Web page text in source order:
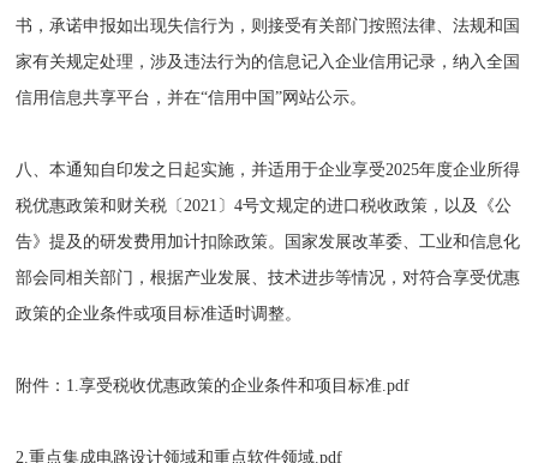
书，承诺申报如出现失信行为，则接受有关部门按照法律、法规和国
家有关规定处理，涉及违法行为的信息记入企业信用记录，纳入全国
信用信息共享平台，并在“信用中国”网站公示。
八、本通知自印发之日起实施，并适用于企业享受2025年度企业所得
税优惠政策和财关税〔2021〕4号文规定的进口税收政策，以及《公
告》提及的研发费用加计扣除政策。国家发展改革委、工业和信息化
部会同相关部门，根据产业发展、技术进步等情况，对符合享受优惠
政策的企业条件或项目标准适时调整。
附件：1.享受税收优惠政策的企业条件和项目标准.pdf
2.重点集成电路设计领域和重点软件领域.pdf